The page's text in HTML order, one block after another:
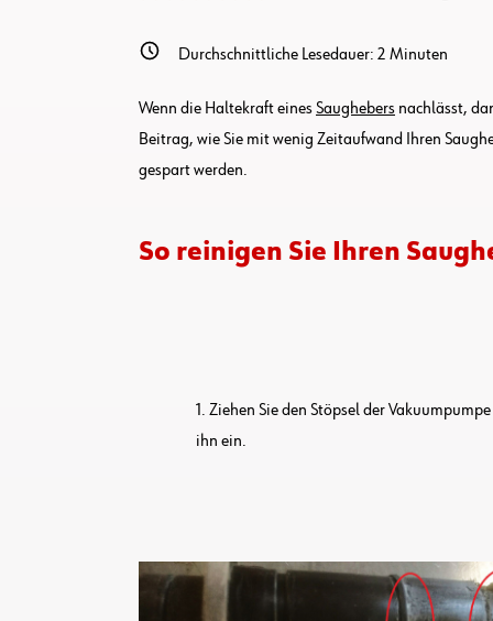
Durchschnittliche Lesedauer: 2 Minuten
Wenn die Haltekraft einesSaughebers nachlässt,
Beitrag, wie Sie mit wenig Zeitaufwand Ihren
gespart werden.
So reinigen Sie Ihren
1. Ziehen Sie den Stöpsel der
ihn ein.